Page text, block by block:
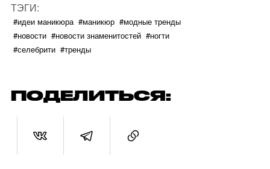
ТЭГИ:
#идеи маникюра #маникюр #модные тренды
#новости #новости знаменитостей #ногти
#селебрити #тренды
ПОДЕЛИТЬСЯ: